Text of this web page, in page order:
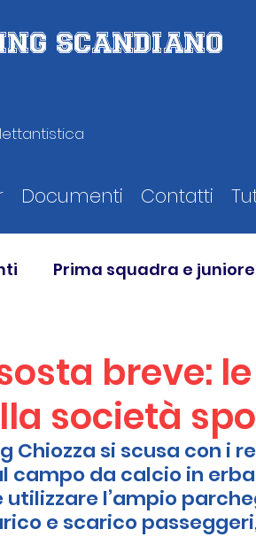
SCANDIANO
Documenti Contatti
Prima squadra e
breve: le
società
Chiozza si scusa con i
campo da calcio in
l’ampio
e scarico